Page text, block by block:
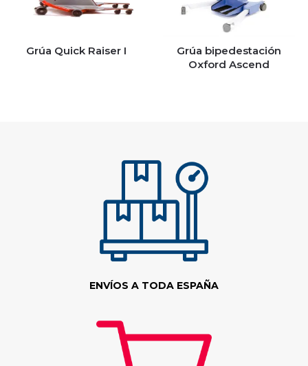
Grúa Quick Raiser I
Grúa bipedestación
Oxford Ascend
ENVÍOS A TODA ESPAÑA